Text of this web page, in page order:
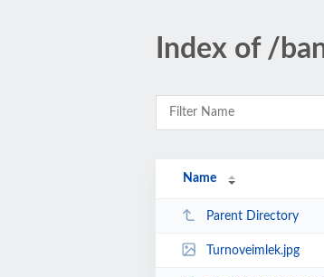
Index of /
Name
Parent Directory
Turnoveimlek.jpg